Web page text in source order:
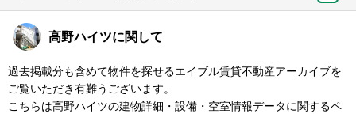
高野ハイツに関して
過去掲載分も含めて物件を探せるエイブル賃貸不動産アーカイブを
ご覧いただき有難うございます。
こちらは高野ハイツの建物詳細・設備・空室情報データに関するペ